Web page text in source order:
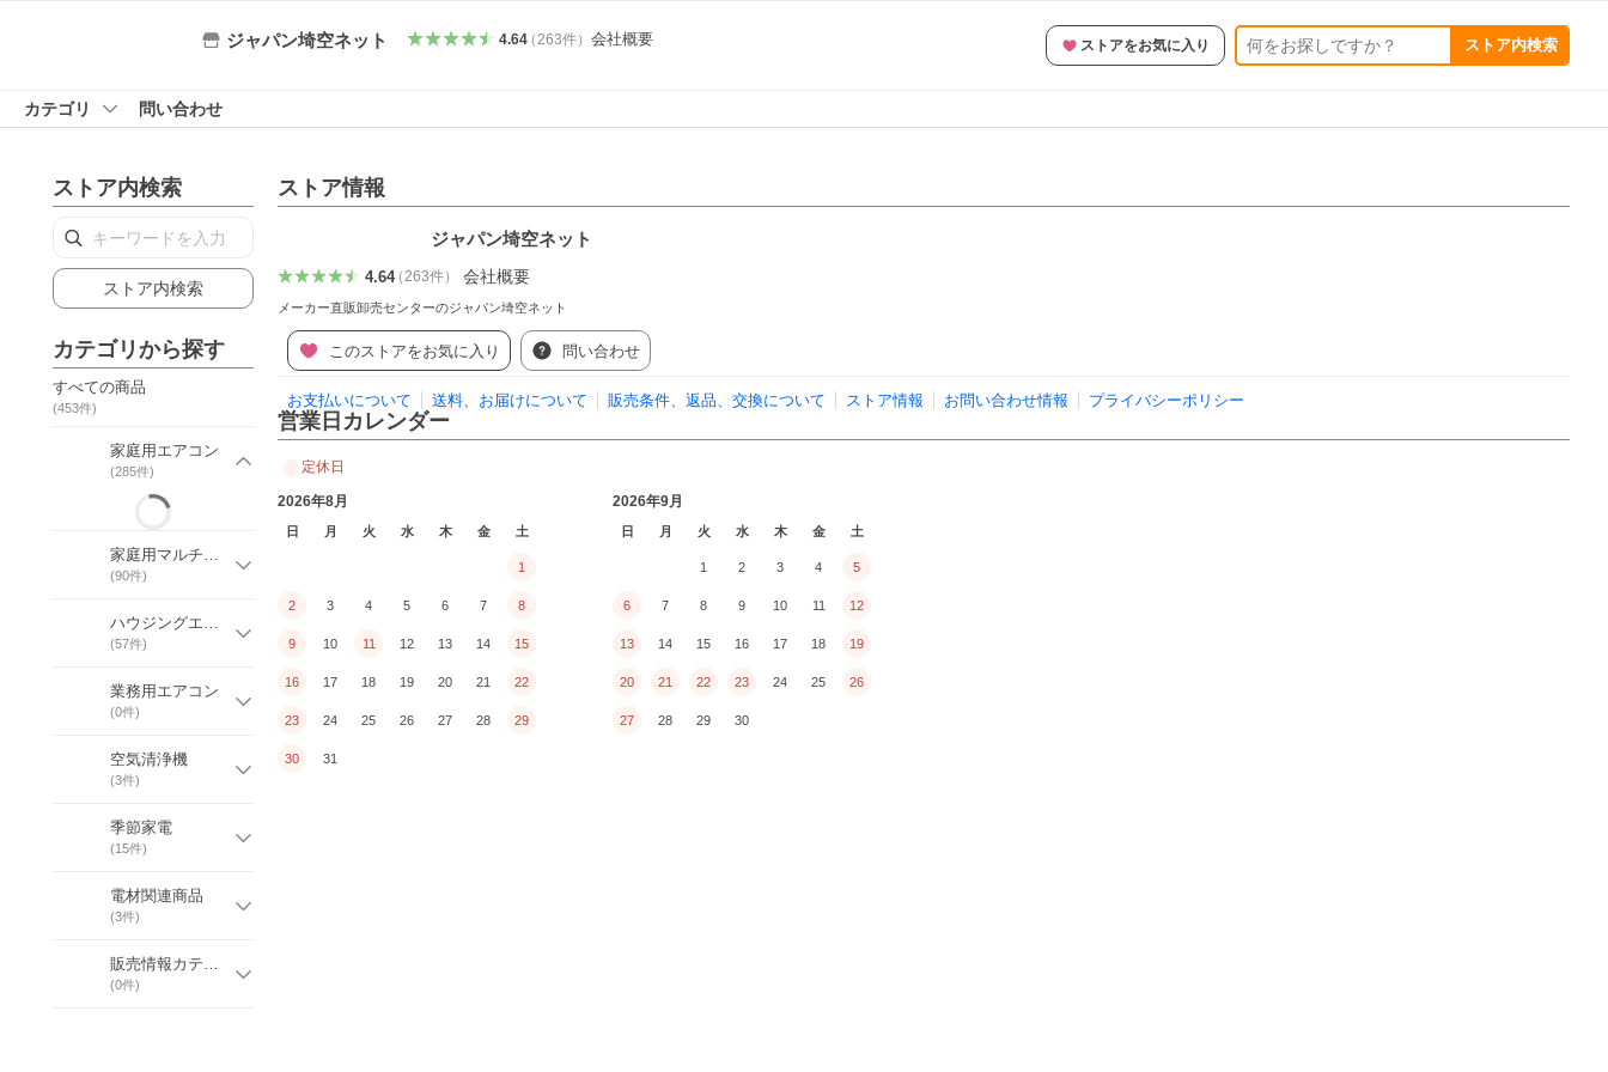
ジャパン埼空ネット 4.64（ 263件） 会社概要 ストアをお気に入り ストア内検索
カテゴリ 問い合わせ
ストア内検索
ストア内検索
カテゴリから探す
すべての商品
(453件)
家庭用エアコン
(285件)
家庭用マルチエアコン
(90件)
ハウジングエアコン
(57件)
業務用エアコン
(0件)
空気清浄機
(3件)
季節家電
(15件)
電材関連商品
(3件)
販売情報カテゴリー
(0件)
ストア情報
ジャパン埼空ネット
4.64（263件） 会社概要
メーカー直販卸売センターのジャパン埼空ネット
このストアをお気に入り 問い合わせ
お支払いについて 送料、お届けについて 販売条件、返品、交換について ストア情報 お問い合わせ情報 プライバシーポリシー
営業日カレンダー
定休日
2026年8月
日 月 火 水 木 金 土
1
2 3 4 5 6 7 8
9 10 11 12 13 14 15
16 17 18 19 20 21 22
23 24 25 26 27 28 29
30 31
2026年9月
日 月 火 水 木 金 土
1 2 3 4 5
6 7 8 9 10 11 12
13 14 15 16 17 18 19
20 21 22 23 24 25 26
27 28 29 30